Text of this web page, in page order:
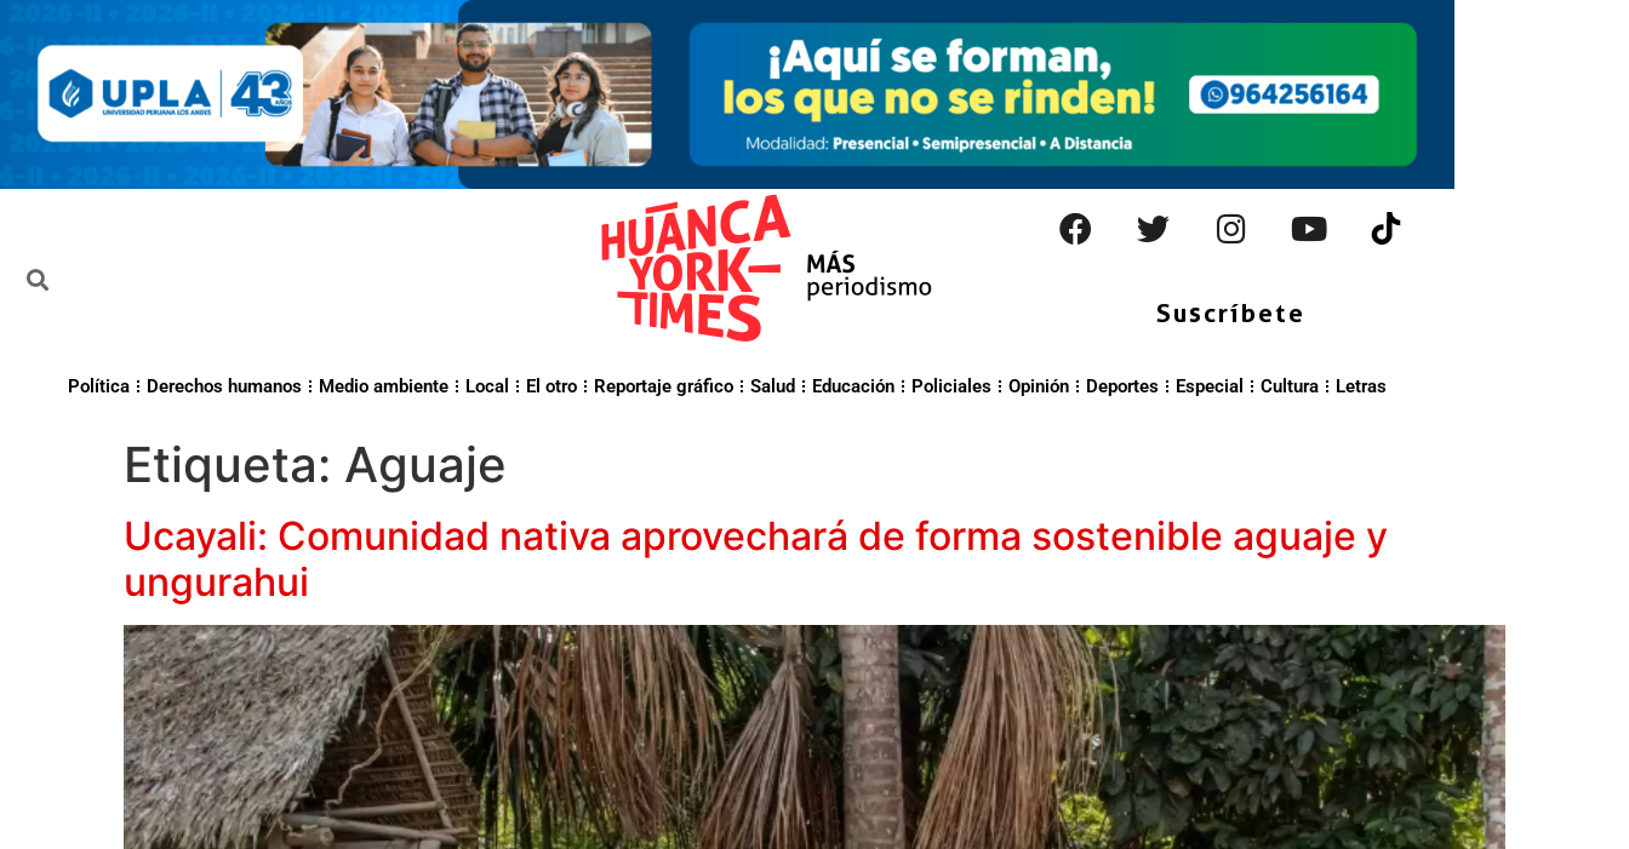
Suscríbete
Política Derechos humanos Medio ambiente Local El otro Reportaje gráfico Salud Educación Policiales Opinión Deportes Especial Cultura Letras
Etiqueta: Aguaje
Ucayali: Comunidad nativa aprovechará de forma sostenible aguaje y
ungurahui